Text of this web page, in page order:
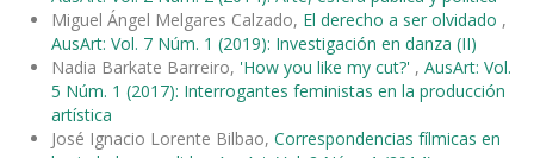
Miguel Ángel Melgares Calzado, El derecho a ser olvidado ,
AusArt: Vol. 7 Núm. 1 (2019): Investigación en danza (II)
Nadia Barkate Barreiro, 'How you like my cut?' , AusArt: Vol.
5 Núm. 1 (2017): Interrogantes feministas en la producción
artística
José Ignacio Lorente Bilbao, Correspondencias fílmicas en